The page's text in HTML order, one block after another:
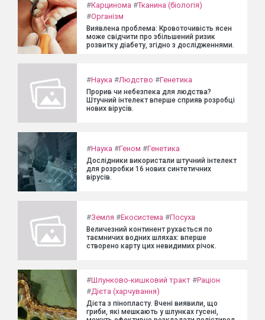
#Карцинома #Тканина (біологія)
#Організм
Виявлена проблема: Кровоточивість ясен
може свідчити про збільшений ризик
розвитку діабету, згідно з дослідженнями.
#Наука #Людство #Генетика
Прорив чи небезпека для людства?
Штучний інтелект вперше сприяв розробці
нових вірусів.
#Наука #Геном #Генетика
Дослідники використали штучний інтелект
для розробки 16 нових синтетичних
вірусів.
#Земля #Екосистема #Посуха
Величезний континент рухається по
таємничих водних шляхах: вперше
створено карту цих невидимих річок.
#Шлунково-кишковий тракт #Раціон
#Дієта (харчування)
Дієта з пінопласту. Вчені виявили, що
гриби, які мешкають у шлунках гусені,